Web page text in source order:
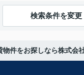
検索条件を変更
物件をお探しなら株式会